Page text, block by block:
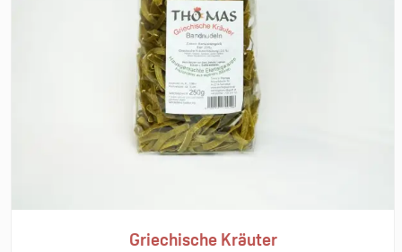
Griechische Kräuter